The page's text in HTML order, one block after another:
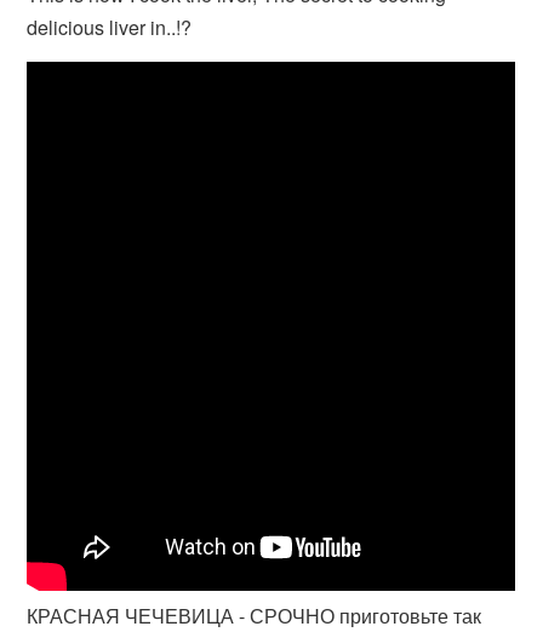
delicious liver in..!?
КРАСНАЯ ЧЕЧЕВИЦА - СРОЧНО приготовьте так